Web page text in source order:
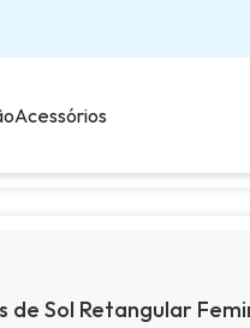
Acessórios
de Sol Retangular